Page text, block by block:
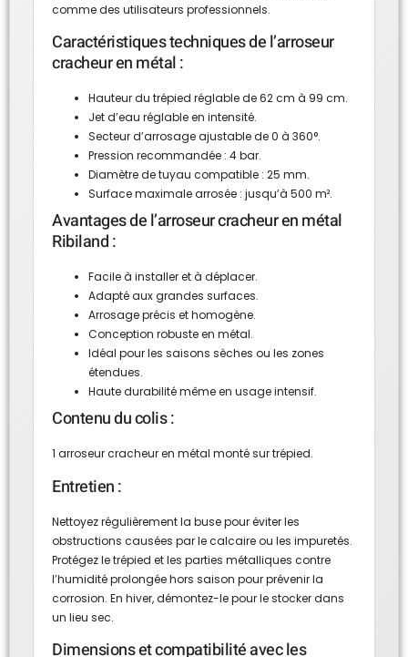
comme des utilisateurs professionnels.
Caractéristiques techniques de l’arroseur
cracheur en métal :
Hauteur du trépied réglable de 62 cm à 99 cm.
Jet d’eau réglable en intensité.
Secteur d’arrosage ajustable de 0 à 360°.
Pression recommandée : 4 bar.
Diamètre de tuyau compatible : 25 mm.
Surface maximale arrosée : jusqu’à 500 m².
Avantages de l’arroseur cracheur en métal
Ribiland :
Facile à installer et à déplacer.
Adapté aux grandes surfaces.
Arrosage précis et homogène.
Conception robuste en métal.
Idéal pour les saisons sèches ou les zones
étendues.
Haute durabilité même en usage intensif.
Contenu du colis :
1 arroseur cracheur en métal monté sur trépied.
Entretien :
Nettoyez régulièrement la buse pour éviter les
obstructions causées par le calcaire ou les impuretés.
Protégez le trépied et les parties métalliques contre
l’humidité prolongée hors saison pour prévenir la
corrosion. En hiver, démontez-le pour le stocker dans
un lieu sec.
Dimensions et compatibilité avec les